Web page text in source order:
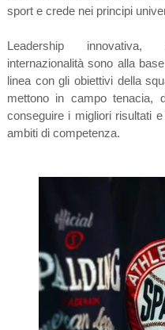
sport e crede nei principi
Leadership innovativa,
internazionalità sono alla
linea con gli obiettivi della
mettono in campo tenacia,
conseguire i migliori risultati
ambiti di competenza.